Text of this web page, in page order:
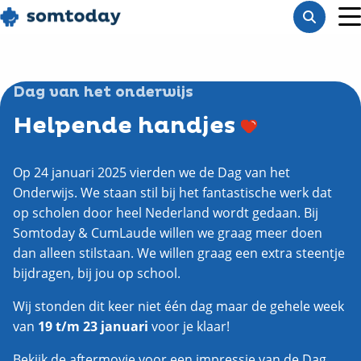
Go
to
Toon
Helpende handjes
Dag van het onderwijs
Op 24 januari 2025 vierden we de Dag van het
Onderwijs. We staan stil bij het fantastische werk dat
op scholen door heel Nederland wordt gedaan. Bij
Somtoday & CumLaude willen we graag meer doen
dan alleen stilstaan. We willen graag een extra steentje
bijdragen, bij jou op school.
Wij stonden dit keer niet één dag maar de gehele week
van 19 t/m 23 januari voor je klaar!